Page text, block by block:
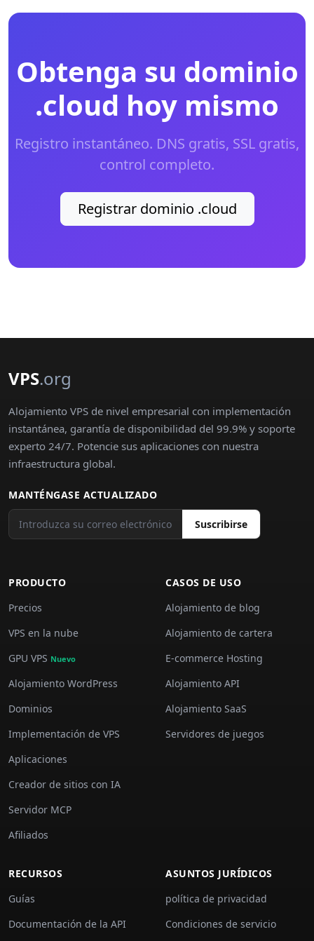
Obtenga su dominio
.cloud hoy mismo
Registro instantáneo. DNS gratis, SSL gratis,
control completo.
Registrar dominio .cloud
VPS.org
Alojamiento VPS de nivel empresarial con implementación
instantánea, garantía de disponibilidad del 99.9% y soporte
experto 24/7. Potencie sus aplicaciones con nuestra
infraestructura global.
MANTÉNGASE ACTUALIZADO
Suscribirse
PRODUCTO
Precios
VPS en la nube
GPU VPS Nuevo
Alojamiento WordPress
Dominios
Implementación de VPS
Aplicaciones
Creador de sitios con IA
Servidor MCP
Afiliados
CASOS DE USO
Alojamiento de blog
Alojamiento de cartera
E-commerce Hosting
Alojamiento API
Alojamiento SaaS
Servidores de juegos
RECURSOS
Guías
Documentación de la API
ASUNTOS JURÍDICOS
política de privacidad
Condiciones de servicio